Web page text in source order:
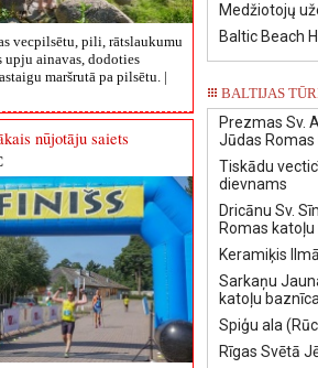
vecpilsētu, pili, rātslaukumu
upju ainavas, dodoties
maršrutā pa pilsētu. |
nūjotāju saiets
Medžiotojų
Baltic Beach
BALTIJAS
Prezmas Sv.
Jūdas
Tiskādu
dievnams
Dricānu Sv.
Romas
Keramiķis
Sarkaņu
katoļu baznīca
Spiģu ala
Rīgas Svētā